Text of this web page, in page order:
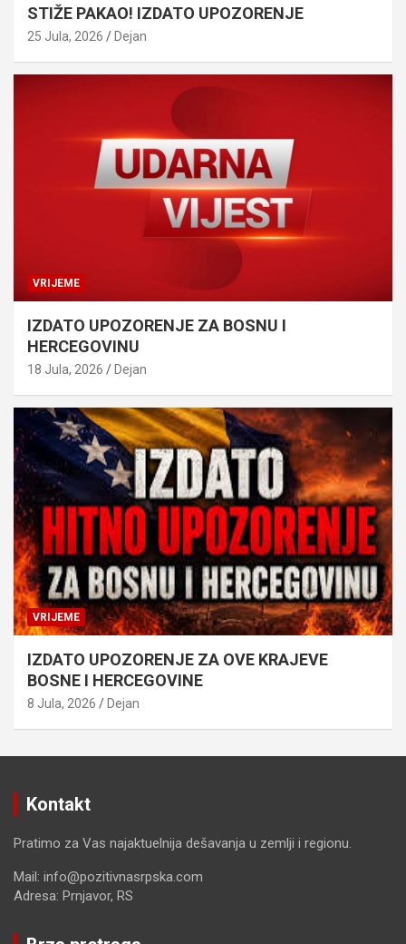
STIŽE PAKAO! IZDATO UPOZORENJE
25 Jula, 2026 Dejan
VRIJEME
IZDATO UPOZORENJE ZA BOSNU I
HERCEGOVINU
18 Jula, 2026 Dejan
VRIJEME
IZDATO UPOZORENJE ZA OVE KRAJEVE
BOSNE I HERCEGOVINE
8 Jula, 2026 Dejan
Kontakt
Pratimo za Vas najaktuelnija dešavanja u zemlji i regionu.
Mail: info@pozitivnasrpska.com
Adresa: Prnjavor, RS